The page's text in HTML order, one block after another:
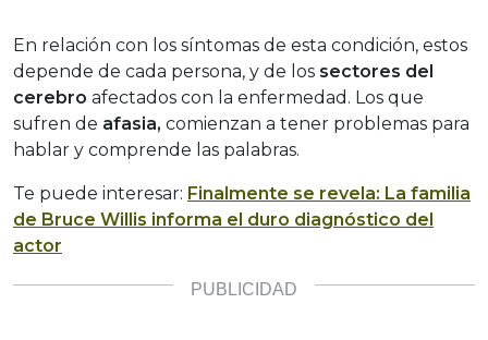
En relación con los síntomas de esta condición, estos
depende de cada persona, y de los sectores del
cerebro afectados con la enfermedad. Los que
sufren de afasia, comienzan a tener problemas para
hablar y comprende las palabras.
Te puede interesar: Finalmente se revela: La familia
de Bruce Willis informa el duro diagnóstico del
actor